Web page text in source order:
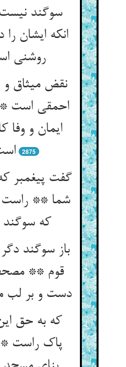
سوگند
انکه ایشان
روشنی
نقض میثاق و
احمقی است
ایمان و وفا
2875
گفت پیغمبر
شما ** راست
که سوگند
باز سوگند
قوم **
دست و بر لب
که به حق
پاک راست